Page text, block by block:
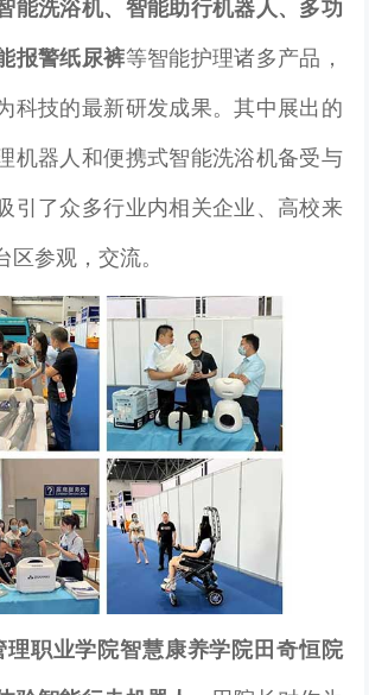
能洗浴机、智能助行机器人、多功
报警纸尿裤等智能护理诸多产品，
科技的最新研发成果。其中展出的
机器人和便携式智能洗浴机备受与
引了众多行业内相关企业、高校来
区参观，交流。
理职业学院智慧康养学院田奇恒院